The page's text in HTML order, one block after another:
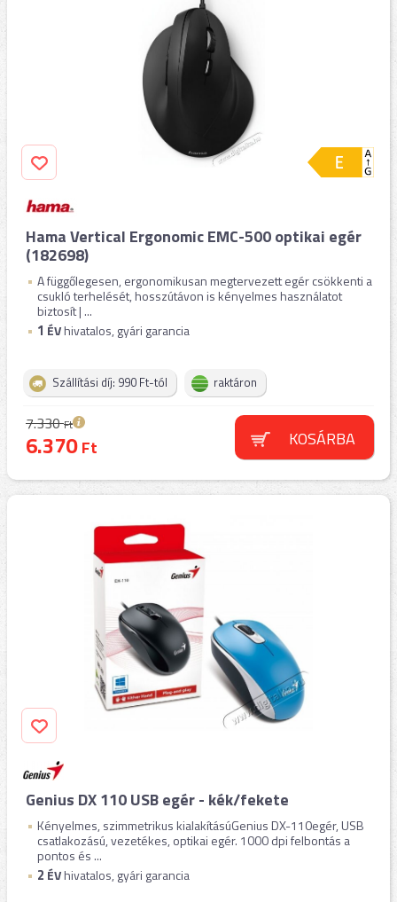
Hama Vertical Ergonomic EMC-500 optikai egér
(182698)
A függőlegesen, ergonomikusan megtervezett egér csökkenti a
csukló terhelését, hosszútávon is kényelmes használatot
biztosít | ...
1 ÉVhivatalos, gyári garancia
Szállítási díj: 990 Ft-tól raktáron
7.330Ft
6.370Ft KOSÁRBA
Genius DX 110 USB egér - kék/fekete
Kényelmes, szimmetrikus kialakításúGenius DX-110egér, USB
csatlakozású, vezetékes, optikai egér. 1000 dpi felbontás a
pontos és ...
2 ÉVhivatalos, gyári garancia